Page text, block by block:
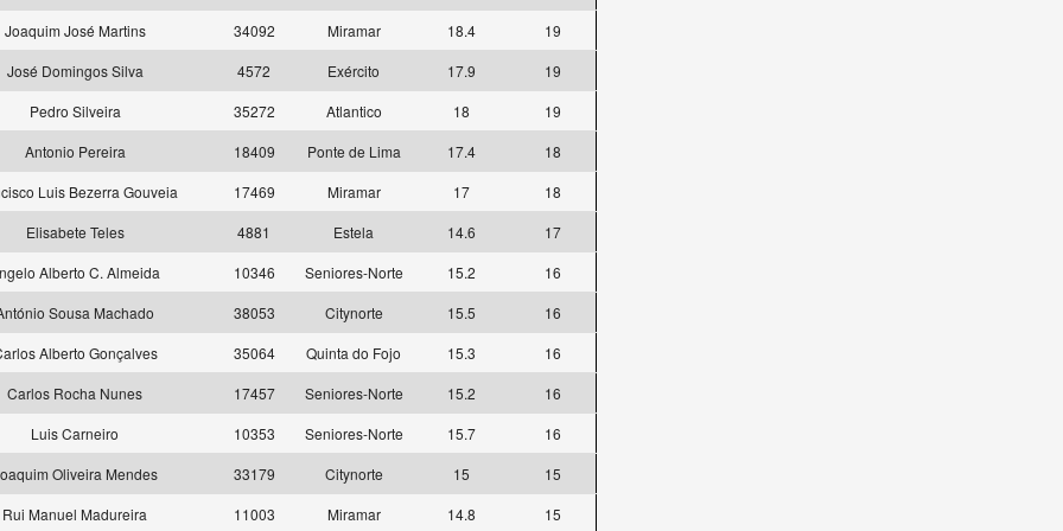
Joaquim José Martins
34092 Miramar 18.4
19
José Domingos Silva
4572 Exército 17.9
19
Pedro Silveira
35272 Atlantico 18
19
Antonio Pereira
18409 Ponte de Lima 17.4
18
Luis Bezerra Gouveia
17469 Miramar 17
18
Elisabete Teles
4881 Estela 14.6
17
Alberto C. Almeida
10346 Seniores-Norte 15.2
16
Sousa Machado
38053 Citynorte 15.5
16
Alberto Gonçalves
35064 Quinta do Fojo 15.3
16
Carlos Rocha Nunes
17457 Seniores-Norte 15.2
16
Luis Carneiro
10353 Seniores-Norte 15.7
16
Oliveira Mendes
33179 Citynorte 15
15
Rui Manuel Madureira
11003 Miramar 14.8 15